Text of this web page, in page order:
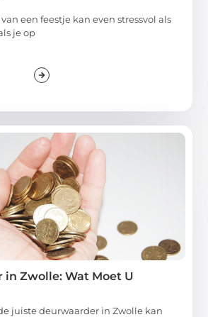
een feestje kan even stressvol als
je op
in Zwolle: Wat Moet U
juiste deurwaarder in Zwolle kan